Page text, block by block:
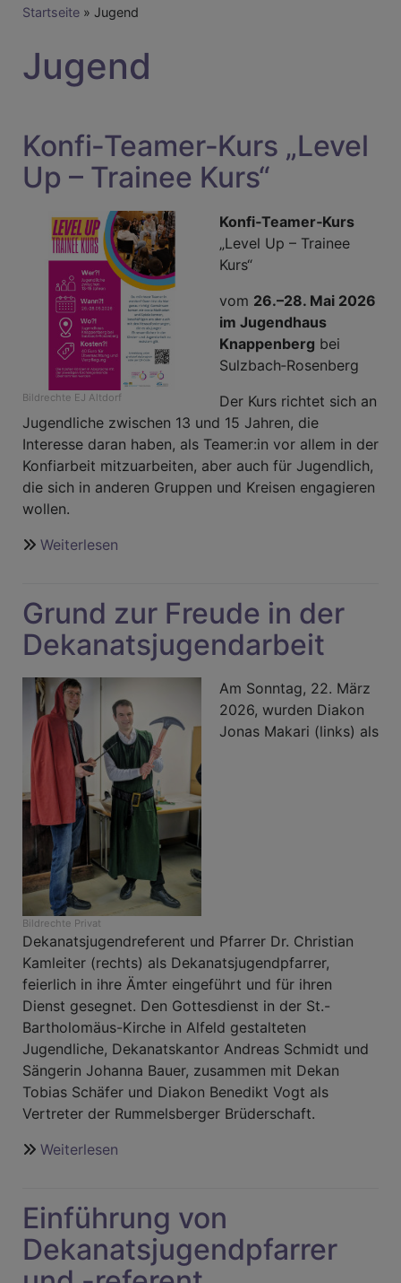
Breadcrumb
Startseite Jugend
Jugend
Konfi‑Teamer‑Kurs „Level
Up – Trainee Kurs“
Bildrechte EJ Altdorf
Konfi‑Teamer‑Kurs
„Level Up – Trainee
Kurs“
vom 26.–28. Mai 2026
im Jugendhaus
Knappenberg bei
Sulzbach‑Rosenberg
Der Kurs richtet sich an
Jugendliche zwischen 13 und 15 Jahren, die
Interesse daran haben, als Teamer:in vor allem in der
Konfiarbeit mitzuarbeiten, aber auch für Jugendlich,
die sich in anderen Gruppen und Kreisen engagieren
wollen.
Weiterlesen
Up
Trainee
Kurs“
Grund zur Freude in der
Dekanatsjugendarbeit
Bildrechte Privat
Am Sonntag, 22. März
2026, wurden Diakon
Jonas Makari (links) als
Dekanatsjugendreferent und Pfarrer Dr. Christian
Kamleiter (rechts) als Dekanatsjugendpfarrer,
feierlich in ihre Ämter eingeführt und für ihren
Dienst gesegnet. Den Gottesdienst in der St.-
Bartholomäus-Kirche in Alfeld gestalteten
Jugendliche, Dekanatskantor Andreas Schmidt und
Sängerin Johanna Bauer, zusammen mit Dekan
Tobias Schäfer und Diakon Benedikt Vogt als
Vertreter der Rummelsberger Brüderschaft.
Weiterlesen
Freude
in
der
Dekanatsjugendarbeit
Einführung von
Dekanatsjugendpfarrer